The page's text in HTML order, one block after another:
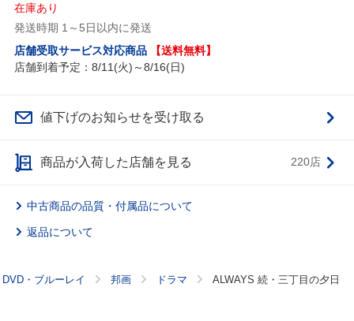
在庫あり
発送時期 1～5日以内に発送
店舗受取サービス対応商品
【送料無料】
店舗到着予定：8/11(火)～8/16(日)
値下げのお知らせを受け取る
商品が入荷した店舗を見る 220店
中古商品の品質・付属品について
返品について
DVD・ブルーレイ 邦画 ドラマ ALWAYS 続・三丁目の夕日